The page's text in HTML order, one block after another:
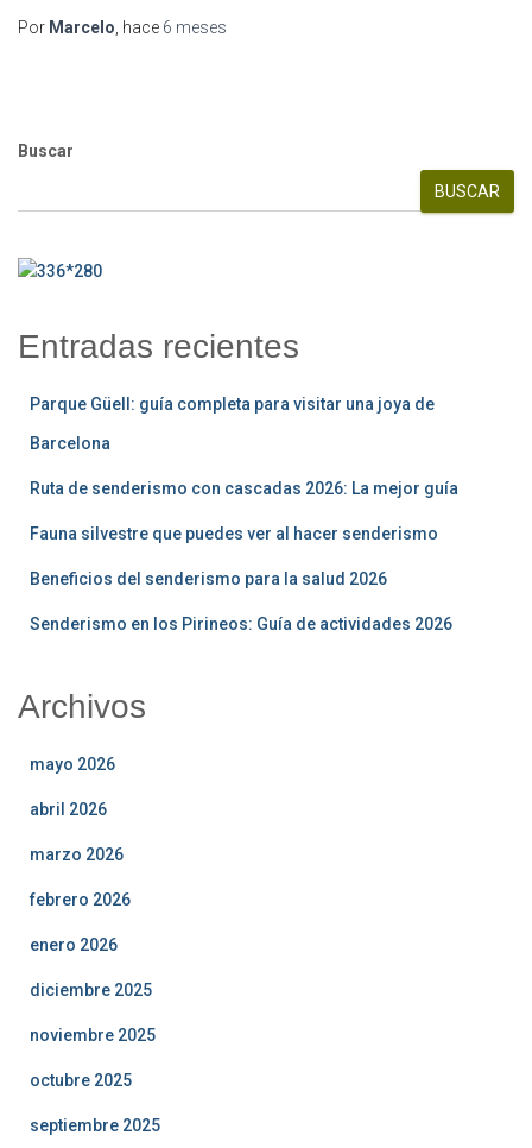
Por Marcelo , hace 6 meses
Buscar
BUSCAR
Entradas recientes
Parque Güell: guía completa para visitar una joya de
Barcelona
Ruta de senderismo con cascadas 2026: La mejor guía
Fauna silvestre que puedes ver al hacer senderismo
Beneficios del senderismo para la salud 2026
Senderismo en los Pirineos: Guía de actividades 2026
Archivos
mayo 2026
abril 2026
marzo 2026
febrero 2026
enero 2026
diciembre 2025
noviembre 2025
octubre 2025
septiembre 2025